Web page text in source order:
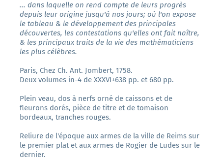
... dans laquelle on rend compte de leurs progrès
depuis leur origine jusqu'à nos jours; où l'on expose
le tableau & le développement des principales
découvertes, les contestations qu'elles ont fait naître,
& les principaux traits de la vie des mathématiciens
les plus célèbres.
Paris, Chez Ch. Ant. Jombert, 1758.
Deux volumes in-4 de XXXVI+638 pp. et 680 pp.
Plein veau, dos à nerfs orné de caissons et de
fleurons dorés, pièce de titre et de tomaison
bordeaux, tranches rouges.
Reliure de l'époque aux armes de la ville de Reims sur
le premier plat et aux armes de Rogier de Ludes sur le
dernier.